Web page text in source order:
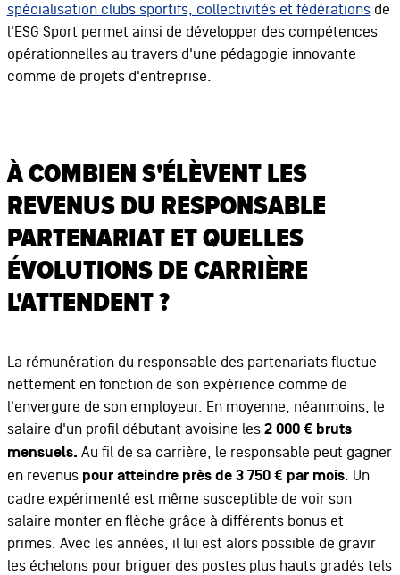
spécialisation clubs sportifs, collectivités et fédérationsde
l'ESG Sport permet ainsi de développer des compétences
opérationnelles au travers d'une pédagogie innovante
comme de projets d'entreprise.
À COMBIEN S'ÉLÈVENT LES
REVENUS DU RESPONSABLE
PARTENARIAT ET QUELLES
ÉVOLUTIONS DE CARRIÈRE
L'ATTENDENT ?
La rémunération du responsable des partenariats fluctue
nettement en fonction de son expérience comme de
l'envergure de son employeur. En moyenne, néanmoins, le
salaire d'un profil débutant avoisine les 2 000 € bruts
mensuels. Au fil de sa carrière, le responsable peut gagner
en revenuspour atteindre près de 3 750 € par mois. Un
cadre expérimenté est même susceptible de voir son
salaire monter en flèche grâce à différents bonus et
primes. Avec les années, il lui est alors possible de gravir
les échelons pour briguer des postes plus hauts gradés tels